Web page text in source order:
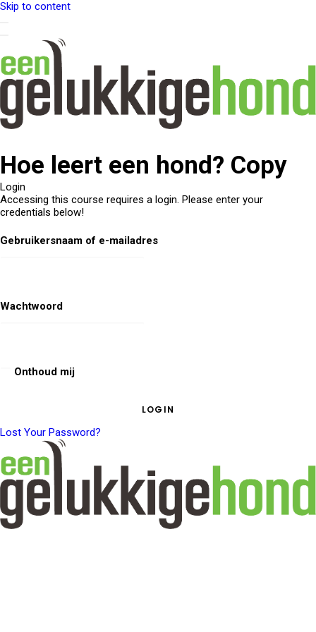
Skip to content
Hoe leert een hond? Copy
Login
Accessing this course requires a login. Please enter your
credentials below!
Gebruikersnaam of e-mailadres
Wachtwoord
Onthoud mij
Lost Your Password?